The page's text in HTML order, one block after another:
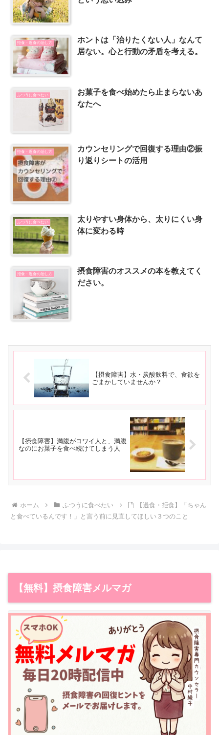
拒食・過食の治し方
ホントは「治りたくない人」なんて
居ない。心と行動の矛盾を考える。
ふつうに食べたい
お菓子を食べ始めたら止まらないあ
なたへ
拒食・過食の治し方
カウンセリングで回復する理由②振
り返りシートの活用
ふつうに食べたい
太りやすい身体から、太りにくい身
体に変わる時
拒食・過食の治し方
摂食障害のオススメの本を教えてく
ださい。
【摂食障害】水・炭酸飲料で、食欲を
ごまかしていませんか？
【摂食障害】満腹がコワイ人と、満腹
なのにお菓子を食べ続けてしまう人
ホーム ふつうに食べたい
【過食・拒食】「ちゃん
と食べているんです！」と言う前に見直してほしい３つのこと
【無料】摂食障害メルマガ